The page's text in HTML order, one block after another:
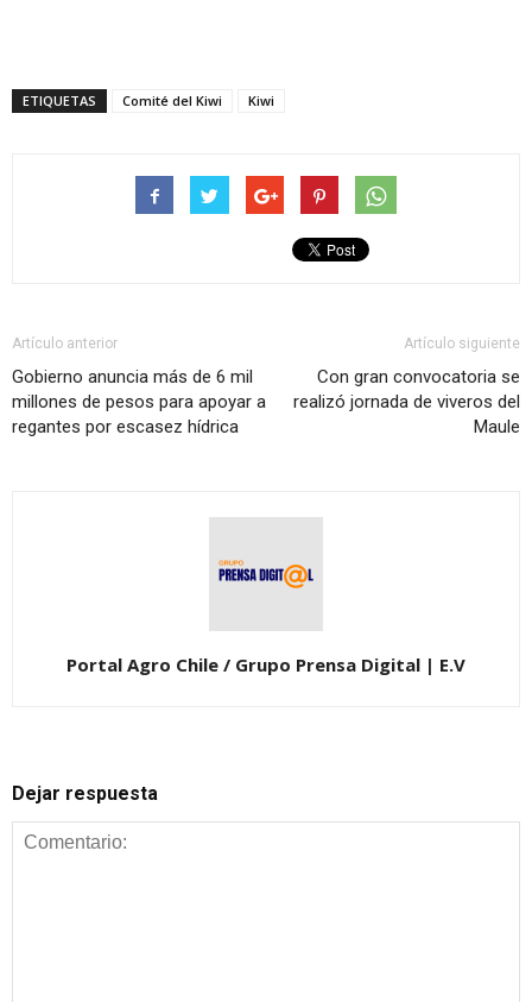
ETIQUETAS Comité del Kiwi Kiwi
Artículo anterior
Gobierno anuncia más de 6 mil
millones de pesos para apoyar a
regantes por escasez hídrica
Artículo siguiente
Con gran convocatoria se
realizó jornada de viveros del
Maule
Portal Agro Chile / Grupo Prensa Digital | E.V
Dejar respuesta